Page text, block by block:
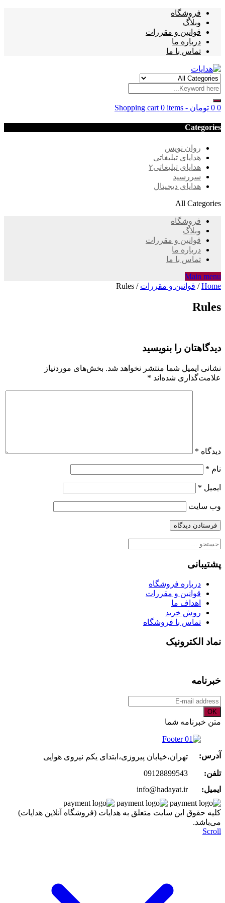
فروشگاه
وبلاگ
قوانین و مقررات
درباره ما
تماس با ما
Shopping cart 0 items - 0 تومان 0
Categories
روان نویس
هدایای تبلیغاتی
هدایای تبلیغاتی۲
سررسید
هدایای دیجیتال
All Categories
فروشگاه
وبلاگ
قوانین و مقررات
درباره ما
تماس با ما
Main menu
Home
/ قوانین و مقررات /
Rules
Rules
دیدگاهتان را بنویسید
نشانی ایمیل شما منتشر نخواهد شد. بخش‌های موردنیاز
علامت‌گذاری شده‌اند *
دیدگاه *
نام *
ایمیل *
وب‌ سایت
جستجو
پشتیبانی
درباره فروشگاه
قوانین و مقررات
اهداف ما
روش خرید
تماس با فروشگاه
نماد الکترونیک
خبرنامه
OK
متن خبرنامه شما
آدرس:
تهران،خیابان پیروزی،ابتدای یکم نیروی هوایی
تلفن:
09128899543
ایمیل:
info@hadayat.ir
کليه حقوق اين سايت متعلق به هدایات (فروشگاه آنلاین هدایات)
می‌باشد.
Scroll